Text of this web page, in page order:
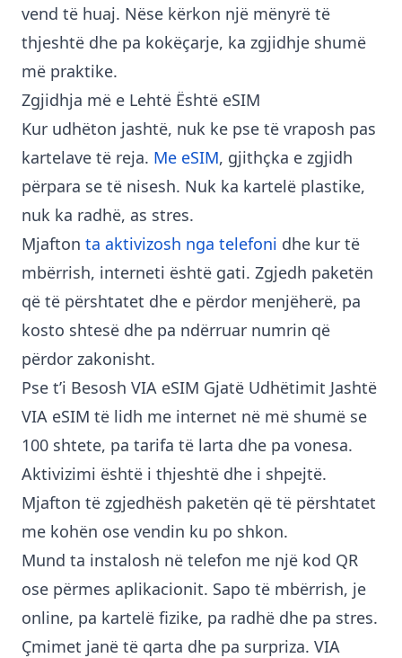
vend të huaj. Nëse kërkon një mënyrë të
thjeshtë dhe pa kokëçarje, ka zgjidhje shumë
më praktike.
Zgjidhja më e Lehtë Është eSIM
Kur udhëton jashtë, nuk ke pse të vraposh pas
kartelave të reja. Me eSIM, gjithçka e zgjidh
përpara se të nisesh. Nuk ka kartelë plastike,
nuk ka radhë, as stres.
Mjafton ta aktivizosh nga telefoni dhe kur të
mbërrish, interneti është gati. Zgjedh paketën
që të përshtatet dhe e përdor menjëherë, pa
kosto shtesë dhe pa ndërruar numrin që
përdor zakonisht.
Pse t’i Besosh VIA eSIM Gjatë Udhëtimit Jashtë
VIA eSIM të lidh me internet në më shumë se
100 shtete, pa tarifa të larta dhe pa vonesa.
Aktivizimi është i thjeshtë dhe i shpejtë.
Mjafton të zgjedhësh paketën që të përshtatet
me kohën ose vendin ku po shkon.
Mund ta instalosh në telefon me një kod QR
ose përmes aplikacionit. Sapo të mbërrish, je
online, pa kartelë fizike, pa radhë dhe pa stres.
Çmimet janë të qarta dhe pa surpriza. VIA